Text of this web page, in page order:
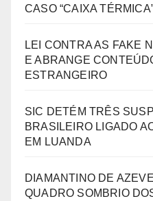
CASO “CAIXA
LEI CONTRA AS FAKE
E ABRANGE
ESTRANGEIRO
SIC DETÉM TRÊS
BRASILEIRO LIGADO
EM LUANDA
DIAMANTINO DE
QUADRO SOMBRIO